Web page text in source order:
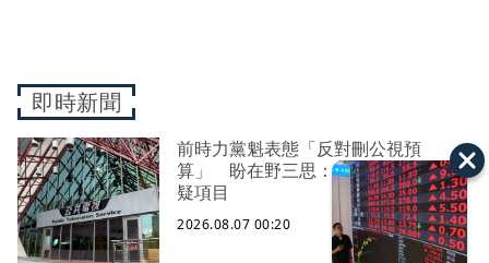
即時新聞
前時力黨魁表態「反對刪公視預
算」 盼在野三思：改凍結處理受質
疑項目
2026.08.07 00:20